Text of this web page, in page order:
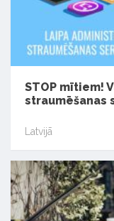
STOP mītiem!
straumēšanas
Latvijā